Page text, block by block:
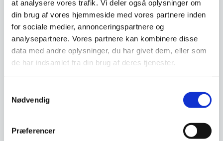
at analysere vores trafik. Vi deler også oplysninger om
din brug af vores hjemmeside med vores partnere inden
for sociale medier, annonceringspartnere og
analysepartnere. Vores partnere kan kombinere disse
data med andre oplysninger, du har givet dem, eller som
de har indsamlet fra din brug af deres tjenester.
Nødvendig
Præferencer
Har du spørgsmål til varen? Klik her
Vi prismatcher - Klik her